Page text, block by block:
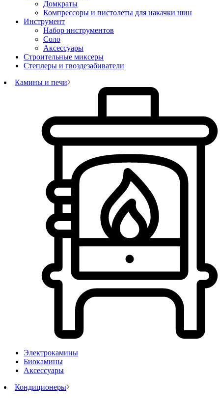
Домкраты
Компрессоры и пистолеты для накачки шин
Инструмент
Набор инструментов
Соло
Аксессуары
Строительные миксеры
Степлеры и гвоздезабиватели
Камины и печи
Электрокамины
Биокамины
Аксессуары
Кондиционеры